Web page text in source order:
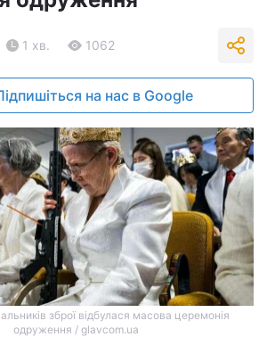
1 хв. 1062
на нас в Google
зброї відбулася масова церемонія
одруження / glavcom.ua